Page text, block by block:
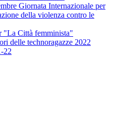
Giornata Internazionale per
della violenza contro le
"La Città femminista"
delle technoragazze 2022
22